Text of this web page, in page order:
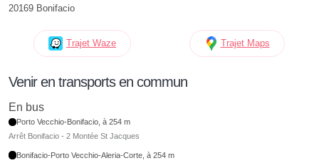
20169 Bonifacio
Trajet Waze Trajet Maps
Venir en transports en commun
En bus
Porto Vecchio-Bonifacio, à 254 m
Arrêt Bonifacio - 2 Montée St Jacques
Bonifacio-Porto Vecchio-Aleria-Corte, à 254 m